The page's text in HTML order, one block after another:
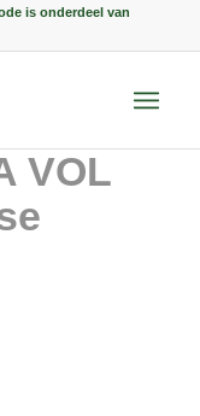
is onderdeel van
VOL